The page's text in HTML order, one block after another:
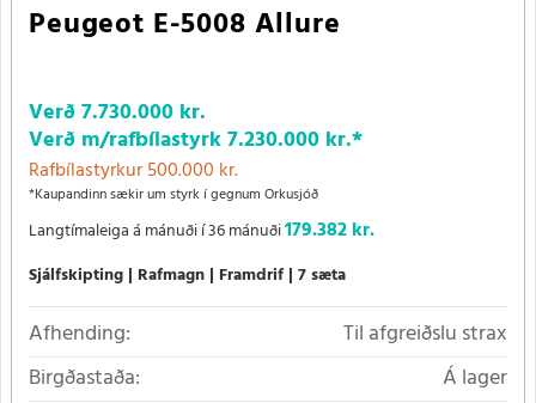
Peugeot E-5008 Allure
Verð7.730.000 kr.
Verð m/rafbílastyrk7.230.000 kr.*
Rafbílastyrkur 500.000 kr.
*Kaupandinn sækir um styrk í gegnum Orkusjóð
Langtímaleiga á mánuði í 36 mánuði179.382 kr.
Sjálfskipting Rafmagn Framdrif 7 sæta
Afhending:
Til afgreiðslu strax
Birgðastaða:
Á lager